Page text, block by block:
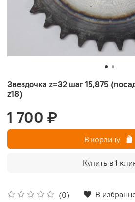
Звездочка z=32 шаг 15,875
z18)
(0) В
1 700 ₽
В корзину
Купить в 1